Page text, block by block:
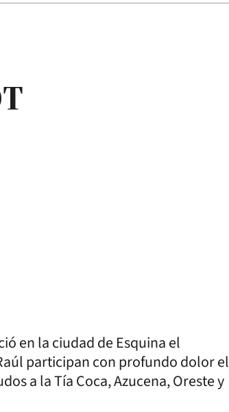
en la ciudad de Esquina el
participan con profundo dolor el
a la Tía Coca, Azucena, Oreste y